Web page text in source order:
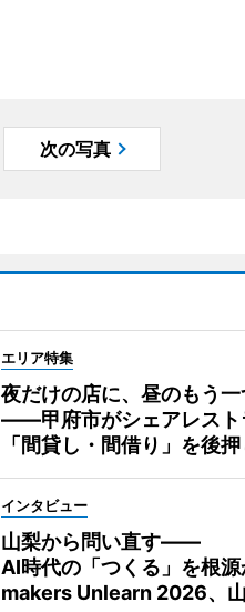
次の写真
エリア特集
夜だけの店に、昼のもう
――甲府市がシェアレスト
「間貸し・間借り」を後押
インタビュー
山梨から問い直す――
AI時代の「つくる」を根
makers Unlearn 2026、